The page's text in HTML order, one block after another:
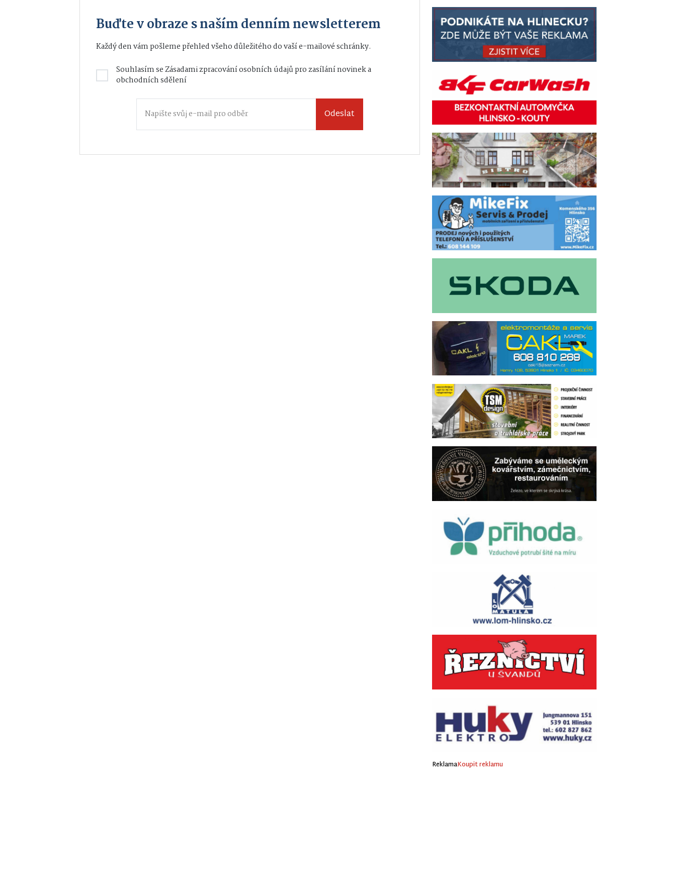
Buďte v obraze s naším denním newsletterem
Každý den vám pošleme přehled všeho důležitého do vaší e-mailové schránky.
Souhlasím seZásadami zpracování osobních údajůpro zasílání novinek a
obchodních sdělení
Odeslat
ReklamaKoupit reklamu